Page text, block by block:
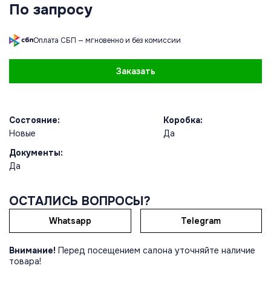
По запросу
Оплата СБП — мгновенно и без комиссии
Заказать
Состояние:
Новые
Коробка:
Да
Документы:
Да
ОСТАЛИСЬ ВОПРОСЫ?
Whatsapp Telegram
Внимание! Перед посещением салона уточняйте наличие
товара!